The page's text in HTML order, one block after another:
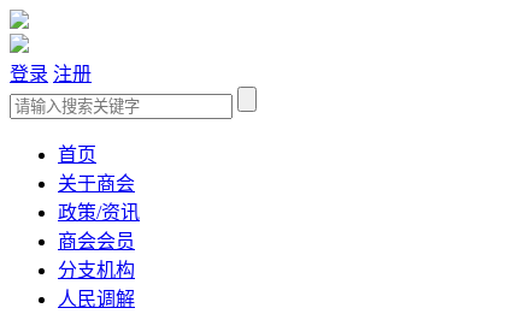
登录 注册
首页
关于商会
政策/资讯
商会会员
分支机构
人民调解